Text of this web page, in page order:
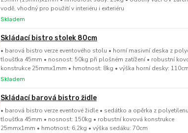
vodě, vhodný pro použití v interiéru i exteriéru
Skladem
Skládací bistro stolek 80cm
• barová bistro verze eventového stolu • horní masivní deska z
tloušťka 45mm • nosnost: 50kg při plošném zatížení • robustní
konstrukce 25mmx1mm • hmotnost: 8kg • výška horní desky:
Skladem
Skládací barová bistro židle
• barová bistro verze eventové židle • sedátko a opěrka z
tloušťka 45mm • nosnost: 150kg • robustní kovová konstrukce
25mmx1mm • hmotnost: 6,2kg • výška sedáku: 70cm